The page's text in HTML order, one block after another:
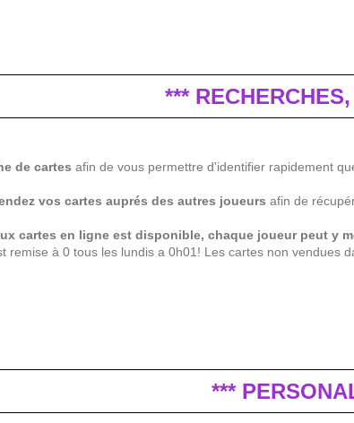
***
de cartes afin de vous permettre d'identifier rapidement
vos cartes auprés des autres joueurs afin de
cartes en ligne est disponible, chaque joueur peut y
remise à 0 tous les lundis a 0h01! Les cartes non
***